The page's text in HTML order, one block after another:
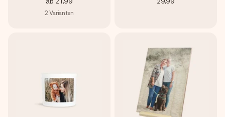
2 Varianten